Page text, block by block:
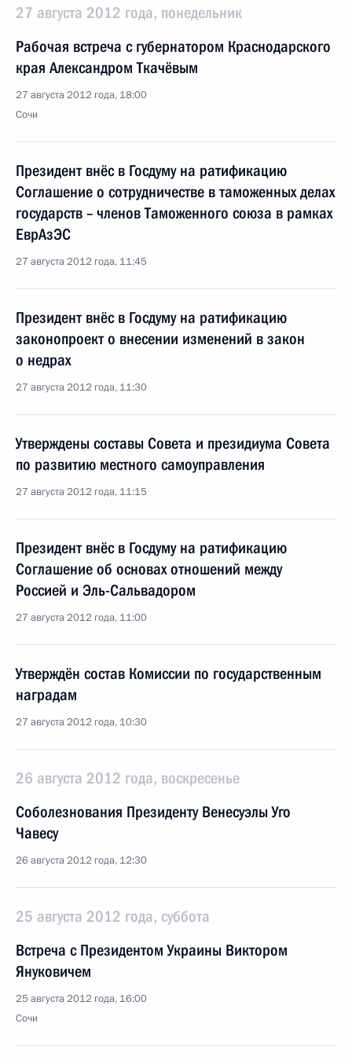
27 августа 2012 года, понедельник
Рабочая встреча с губернатором Краснодарского
края Александром Ткачёвым
27 августа 2012 года, 18:00
Сочи
Президент внёс в Госдуму на ратификацию
Соглашение о сотрудничестве в таможенных делах
государств – членов Таможенного союза в рамках
ЕврАзЭС
27 августа 2012 года, 11:45
Президент внёс в Госдуму на ратификацию
законопроект о внесении изменений в закон
о недрах
27 августа 2012 года, 11:30
Утверждены составы Совета и президиума Совета
по развитию местного самоуправления
27 августа 2012 года, 11:15
Президент внёс в Госдуму на ратификацию
Соглашение об основах отношений между
Россией и Эль-Сальвадором
27 августа 2012 года, 11:00
Утверждён состав Комиссии по государственным
наградам
27 августа 2012 года, 10:30
26 августа 2012 года, воскресенье
Соболезнования Президенту Венесуэлы Уго
Чавесу
26 августа 2012 года, 12:30
25 августа 2012 года, суббота
Встреча с Президентом Украины Виктором
Януковичем
25 августа 2012 года, 16:00
Сочи